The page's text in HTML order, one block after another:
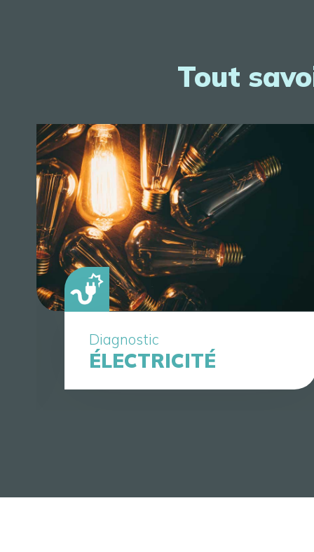
Tout
Diagnostic
ÉLECTRICITÉ